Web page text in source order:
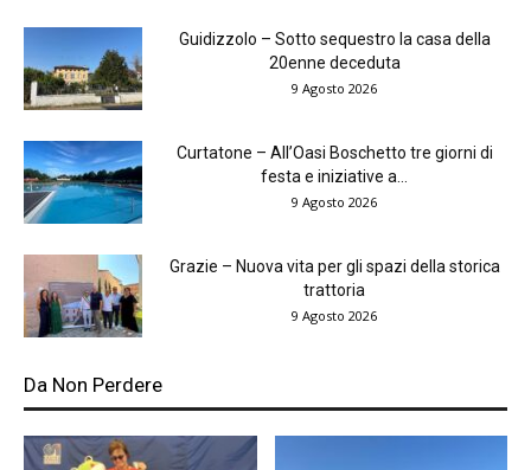
Guidizzolo – Sotto sequestro la casa della
20enne deceduta
9 Agosto 2026
Curtatone – All’Oasi Boschetto tre giorni di
festa e iniziative a...
9 Agosto 2026
Grazie – Nuova vita per gli spazi della storica
trattoria
9 Agosto 2026
Da Non Perdere